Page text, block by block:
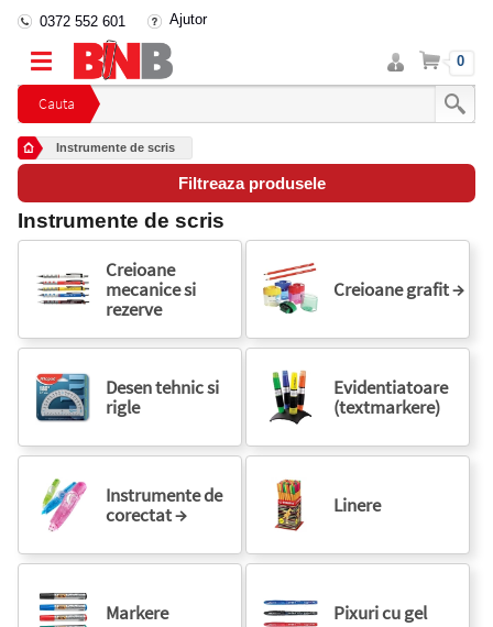
Cauta
0372 552 601 Ajutor
Intra
in
cont
Cos 0
Instrumente de scris
Filtreaza produsele
Instrumente de scris
Creioane
mecanice si
rezerve
Creioane grafit →
Desen tehnic si
rigle
Evidentiatoare
(textmarkere)
Instrumente de
corectat →
Linere
Markere Pixuri cu gel